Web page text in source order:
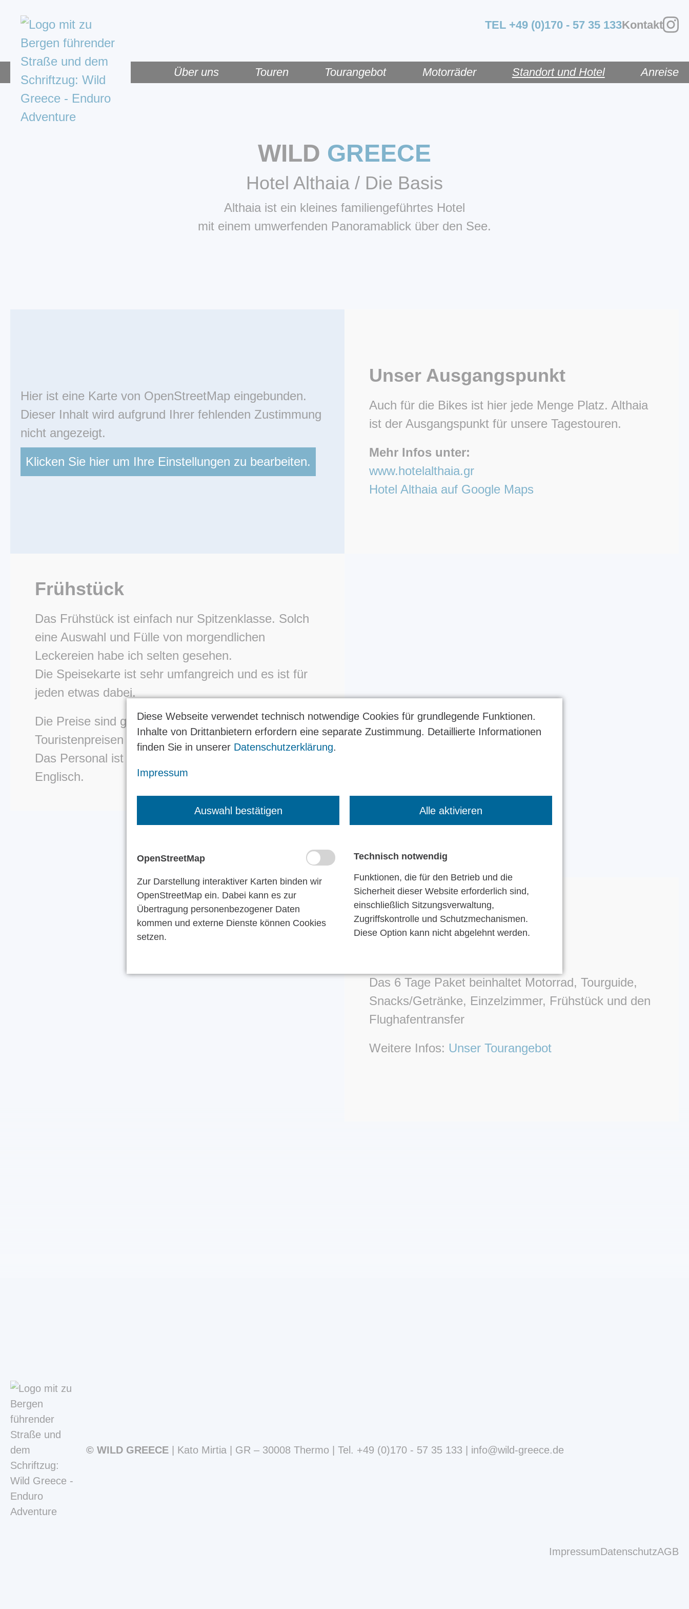
Navigation überspringen
Über uns Touren Tourangebot Motorräder Standort und Hotel Anreise
TEL +49 (0)170 - 57 35 133Kontakt
WILD GREECE
Hotel Althaia / Die Basis
Althaia ist ein kleines familiengeführtes Hotel
mit einem umwerfenden Panoramablick über den See.
Unser Ausgangspunkt
Auch für die Bikes ist hier jede Menge Platz. Althaia
ist der Ausgangspunkt für unsere Tagestouren.
Mehr Infos unter:
www.hotelalthaia.gr
Hotel Althaia auf Google Maps
Hier ist eine Karte von OpenStreetMap eingebunden.
Dieser Inhalt wird aufgrund Ihrer fehlenden Zustimmung
nicht angezeigt.
Klicken Sie hier um Ihre Einstellungen zu bearbeiten.
Frühstück
Das Frühstück ist einfach nur Spitzenklasse. Solch
eine Auswahl und Fülle von morgendlichen
Leckereien habe ich selten gesehen.
Die Speisekarte ist sehr umfangreich und es ist für
jeden etwas dabei.
Die Preise sind günstig und haben mit den
Touristenpreisen nichts zu tun.
Das Personal ist sehr freundlich und spricht
Englisch.
Das 6 Tage Paket beinhaltet Motorrad, Tourguide,
Snacks/Getränke, Einzelzimmer, Frühstück und den
Flughafentransfer
Weitere Infos: Unser Tourangebot
© WILD GREECE Kato Mirtia GR – 30008 Thermo Tel. +49 (0)170 - 57 35 133 info@wild-greece.de
ImpressumDatenschutzAGB
Diese Webseite verwendet technisch notwendige Cookies für grundlegende Funktionen.
Inhalte von Drittanbietern erfordern eine separate Zustimmung. Detaillierte Informationen
finden Sie in unserer Datenschutzerklärung.
Impressum
Auswahl bestätigen Alle aktivieren
OpenStreetMap
Zur Darstellung interaktiver Karten binden wir
OpenStreetMap ein. Dabei kann es zur
Übertragung personenbezogener Daten
kommen und externe Dienste können Cookies
setzen.
Technisch notwendig
Funktionen, die für den Betrieb und die
Sicherheit dieser Website erforderlich sind,
einschließlich Sitzungsverwaltung,
Zugriffskontrolle und Schutzmechanismen.
Diese Option kann nicht abgelehnt werden.